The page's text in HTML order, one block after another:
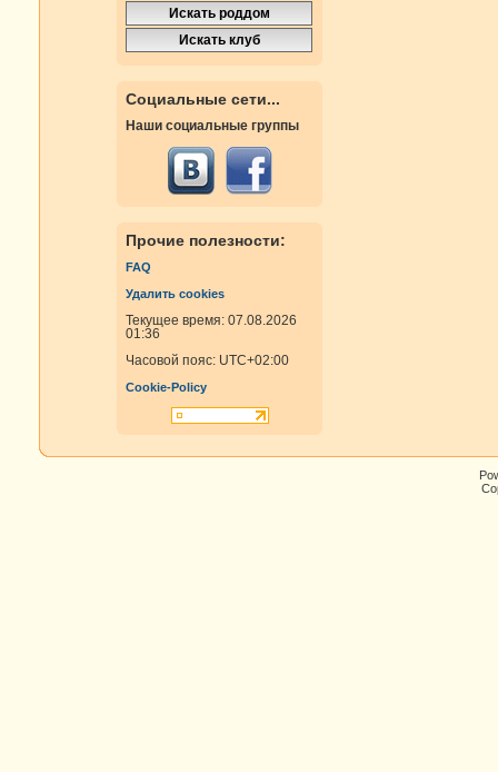
Социальные сети...
Наши социальные группы
Прочие полезности:
FAQ
Удалить cookies
Текущее время: 07.08.2026
01:36
Часовой пояс: UTC+02:00
Cookie-Policy